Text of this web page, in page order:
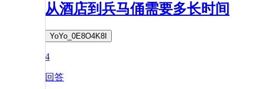
从酒店到兵马俑需要多长时间
YoYo_0E8O4K8I
4
回答